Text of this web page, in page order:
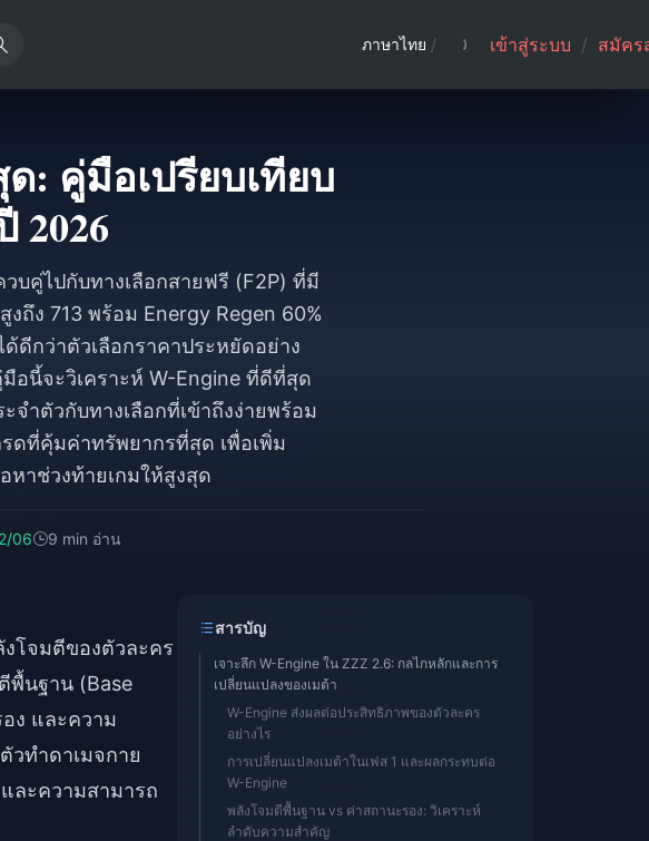
ภาษาไทย / เข้าสู่ระบบ / สมัคร
: คู่มือเปรียบเทียบ
2026
บคู่ไปกับทางเลือกสายฟรี (F2P) ที่มี
ถึง 713 พร้อม Energy Regen 60%
ดีกว่าตัวเลือกราคาประหยัดอย่าง
อนี้จะวิเคราะห์ W-Engine ที่ดีที่สุด
ำตัวกับทางเลือกที่เข้าถึงง่ายพร้อม
ดที่คุ้มค่าทรัพยากรที่สุด เพื่อเพิ่ม
หาช่วงท้ายเกมให้สูงสุด
06 9 min อ่าน
โจมตีของตัวละคร
พื้นฐาน (Base
ง และความ
วทำดาเมจกาย
ละความสามารถ
สารบัญ
เจาะลึก W-Engine ใน ZZZ 2.6: กลไกหลักและการ
เปลี่ยนแปลงของเมต้า
W-Engine ส่งผลต่อประสิทธิภาพของตัวละคร
อย่างไร
การเปลี่ยนแปลงเมต้าในเฟส 1 และผลกระทบต่อ
W-Engine
พลังโจมตีพื้นฐาน vs ค่าสถานะรอง: วิเคราะห์
ลำดับความสำคัญ